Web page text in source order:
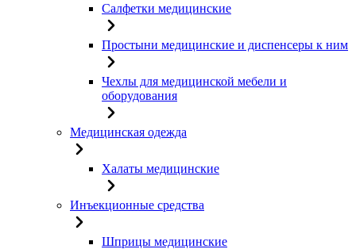
Салфетки медицинские
Простыни медицинские и диспенсеры к ним
Чехлы для медицинской мебели и
оборудования
Медицинская одежда
Халаты медицинские
Инъекционные средства
Шприцы медицинские